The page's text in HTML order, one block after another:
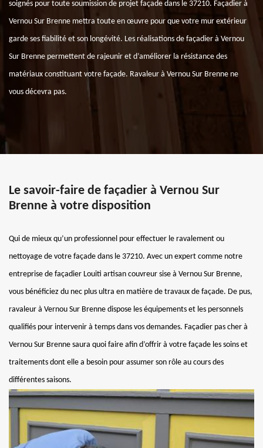
soignés pour toute soumission de projet façade dans le 37210. Façadier à
Vernou Sur Brenne mettra toute en œuvre pour que votre mur extérieur
garde ses fiabilité et son longévité. Les réalisations de façadier à Vernou
Sur Brenne permettent de rajeunir et d’améliorer la résistance des
matériaux constituant votre façade. Ravaleur à Vernou Sur Brenne ne
vous décevra pas.
Le savoir-faire de façadier à Vernou Sur
Brenne à votre disposition
Qui de mieux qu’un professionnel pour effectuer le ravalement ou
nettoyage de votre façade dans le 37210. Avec un expert comme notre
entreprise de façadier Louiti artisan couvreur sise à Vernou Sur Brenne,
vous bénéficiez du nec plus ultra en matière de travaux de façade. De pus,
ravaleur à Vernou Sur Brenne dispose les équipements et les personnels
qualifiés pour intervenir à temps dans vos demandes. Façadier pas cher à
Vernou Sur Brenne saura quoi faire afin d’offrir à votre façade les soins et
traitements dont elle a besoin pour assumer son rôle au cours des
différentes saisons.